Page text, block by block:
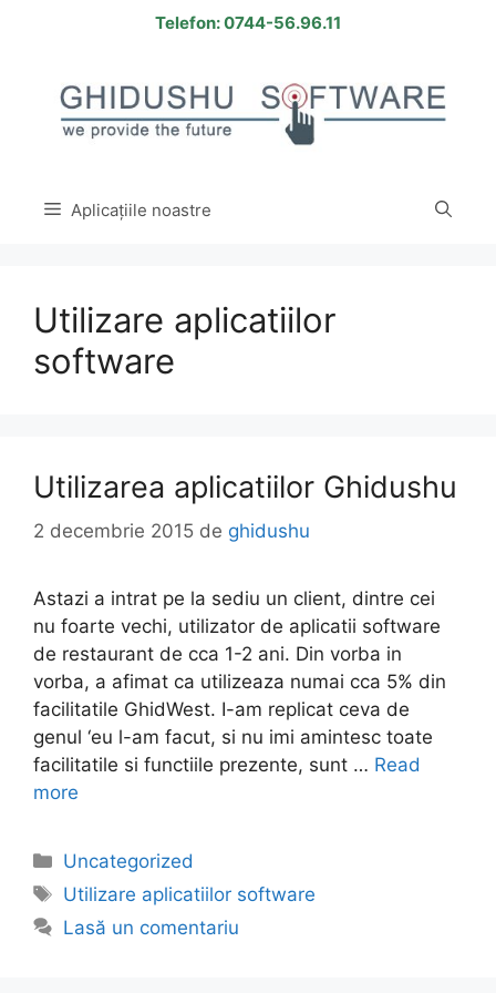
Telefon: 0744-56.96.11
Aplicațiile noastre
Utilizare aplicatiilor
software
Utilizarea aplicatiilor Ghidushu
2 decembrie 2015 de ghidushu
Astazi a intrat pe la sediu un client, dintre cei
nu foarte vechi, utilizator de aplicatii software
de restaurant de cca 1-2 ani. Din vorba in
vorba, a afimat ca utilizeaza numai cca 5% din
facilitatile GhidWest. I-am replicat ceva de
genul ‘eu l-am facut, si nu imi amintesc toate
facilitatile si functiile prezente, sunt … Read
more
Categorii
Uncategorized
Etichete
Utilizare aplicatiilor software
Lasă un comentariu